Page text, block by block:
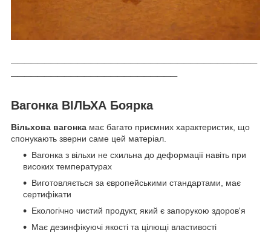
Вагонка ВІЛЬХА Боярка
Вільхова вагонка має багато приємних характеристик, що
спонукають зверни саме цей матеріал.
Вагонка з вільхи не схильна до деформації навіть при
високих температурах
Виготовляється за європейськими стандартами, має
сертифікати
Екологічно чистий продукт, який є запорукою здоров'я
Має дезинфікуючі якості та цілющі властивості